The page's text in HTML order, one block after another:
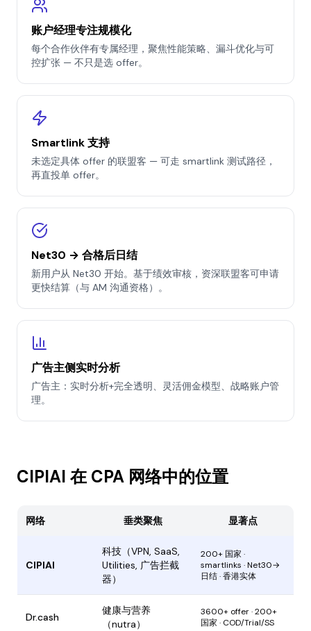
账户经理专注规模化
每个合作伙伴有专属经理，聚焦性能策略、漏斗优化与可
控扩张 — 不只是选 offer。
Smartlink 支持
未选定具体 offer 的联盟客 — 可走 smartlink 测试路径，
再直投单 offer。
Net30 → 合格后日结
新用户从 Net30 开始。基于绩效审核，资深联盟客可申请
更快结算（与 AM 沟通资格）。
广告主侧实时分析
广告主：实时分析+完全透明、灵活佣金模型、战略账户管
理。
CIPIAI 在 CPA 网络中的位置
网络 垂类聚焦 显著点
CIPIAI
科技（VPN, SaaS,
Utilities, 广告拦截
器）
200+ 国家 ·
smartlinks · Net30→
日结 · 香港实体
Dr.cash
健康与营养
（nutra）
3600+ offer · 200+
国家 · COD/Trial/SS